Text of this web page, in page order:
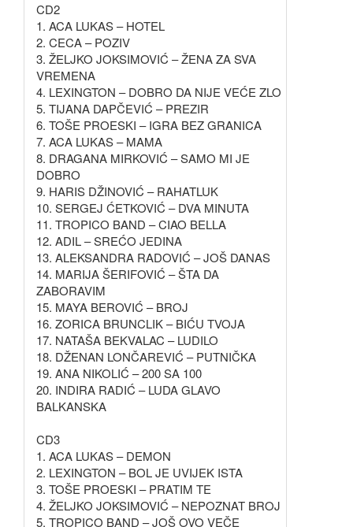
CD2
1. ACA LUKAS – HOTEL
2. CECA – POZIV
3. ŽELJKO JOKSIMOVIĆ – ŽENA ZA SVA
VREMENA
4. LEXINGTON – DOBRO DA NIJE VEĆE ZLO
5. TIJANA DAPČEVIĆ – PREZIR
6. TOŠE PROESKI – IGRA BEZ GRANICA
7. ACA LUKAS – MAMA
8. DRAGANA MIRKOVIĆ – SAMO MI JE
DOBRO
9. HARIS DŽINOVIĆ – RAHATLUK
10. SERGEJ ĆETKOVIĆ – DVA MINUTA
11. TROPICO BAND – CIAO BELLA
12. ADIL – SREĆO JEDINA
13. ALEKSANDRA RADOVIĆ – JOŠ DANAS
14. MARIJA ŠERIFOVIĆ – ŠTA DA
ZABORAVIM
15. MAYA BEROVIĆ – BROJ
16. ZORICA BRUNCLIK – BIĆU TVOJA
17. NATAŠA BEKVALAC – LUDILO
18. DŽENAN LONČAREVIĆ – PUTNIČKA
19. ANA NIKOLIĆ – 200 SA 100
20. INDIRA RADIĆ – LUDA GLAVO
BALKANSKA
CD3
1. ACA LUKAS – DEMON
2. LEXINGTON – BOL JE UVIJEK ISTA
3. TOŠE PROESKI – PRATIM TE
4. ŽELJKO JOKSIMOVIĆ – NEPOZNAT BROJ
5. TROPICO BAND – JOŠ OVO VEČE